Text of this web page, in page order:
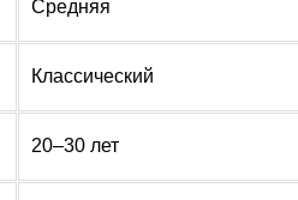
Средняя
Классический
20–30 лет